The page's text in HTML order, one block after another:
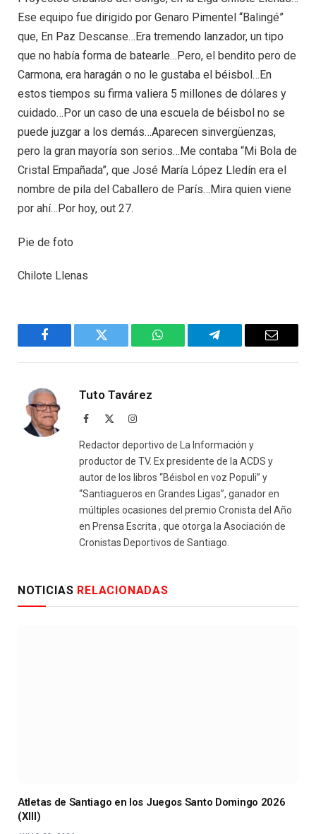
Ese equipo fue dirigido por Genaro Pimentel “Balingé”
que, En Paz Descanse…Era tremendo lanzador, un tipo
que no había forma de batearle…Pero, el bendito pero de
Carmona, era haragán o no le gustaba el béisbol…En
estos tiempos su firma valiera 5 millones de dólares y
cuidado…Por un caso de una escuela de béisbol no se
puede juzgar a los demás…Aparecen sinvergüenzas,
pero la gran mayoría son serios…Me contaba “Mi Bola de
Cristal Empañada”, que José María López Lledín era el
nombre de pila del Caballero de París…Mira quien viene
por ahí…Por hoy, out 27.
Pie de foto
Chilote Llenas
Facebook Twitter WhatsAppTelegram Email
Tuto Tavárez
Facebook Instagram
Redactor deportivo de La Información y
productor de TV. Ex presidente de la ACDS y
autor de los libros “Béisbol en voz Populi” y
“Santiagueros en Grandes Ligas”, ganador en
múltiples ocasiones del premio Cronista del Año
en Prensa Escrita , que otorga la Asociación de
Cronistas Deportivos de Santiago.
NOTICIAS RELACIONADAS
Atletas de Santiago en los Juegos Santo Domingo 2026
(XIII)